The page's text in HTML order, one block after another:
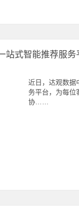
站式智能推荐服务
近日，达观数据
务平台，为每位
协……